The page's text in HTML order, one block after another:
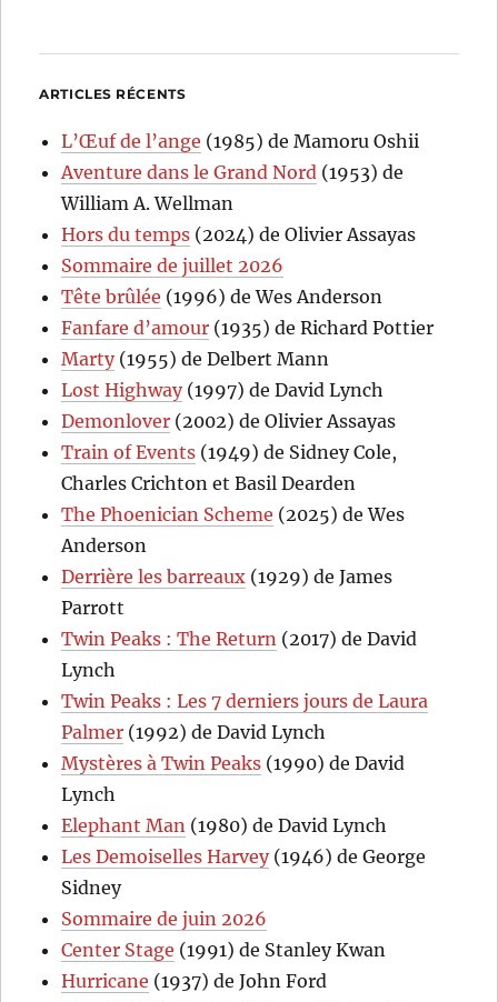
ARTICLES RÉCENTS
L’Œuf de l’ange (1985) de Mamoru Oshii
Aventure dans le Grand Nord (1953) de
William A. Wellman
Hors du temps (2024) de Olivier Assayas
Sommaire de juillet 2026
Tête brûlée (1996) de Wes Anderson
Fanfare d’amour (1935) de Richard Pottier
Marty(1955) de Delbert Mann
Lost Highway(1997) de David Lynch
Demonlover (2002) de Olivier Assayas
Train of Events (1949) de Sidney Cole,
Charles Crichton et Basil Dearden
The Phoenician Scheme (2025) de Wes
Anderson
Derrière les barreaux (1929) de James
Parrott
Twin Peaks : The Return (2017) de David
Lynch
Twin Peaks : Les 7 derniers jours de Laura
Palmer (1992) de David Lynch
Mystères à Twin Peaks (1990) de David
Lynch
Elephant Man (1980) de David Lynch
Les Demoiselles Harvey(1946) de George
Sidney
Sommaire de juin 2026
Center Stage (1991) de Stanley Kwan
Hurricane (1937) de John Ford